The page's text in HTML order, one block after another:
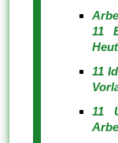
11
11
11